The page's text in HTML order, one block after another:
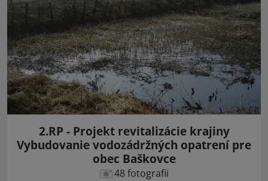
2.RP - Projekt revitalizácie krajiny
Vybudovanie vodozádržných opatrení pre
obec Baškovce
48 fotografii